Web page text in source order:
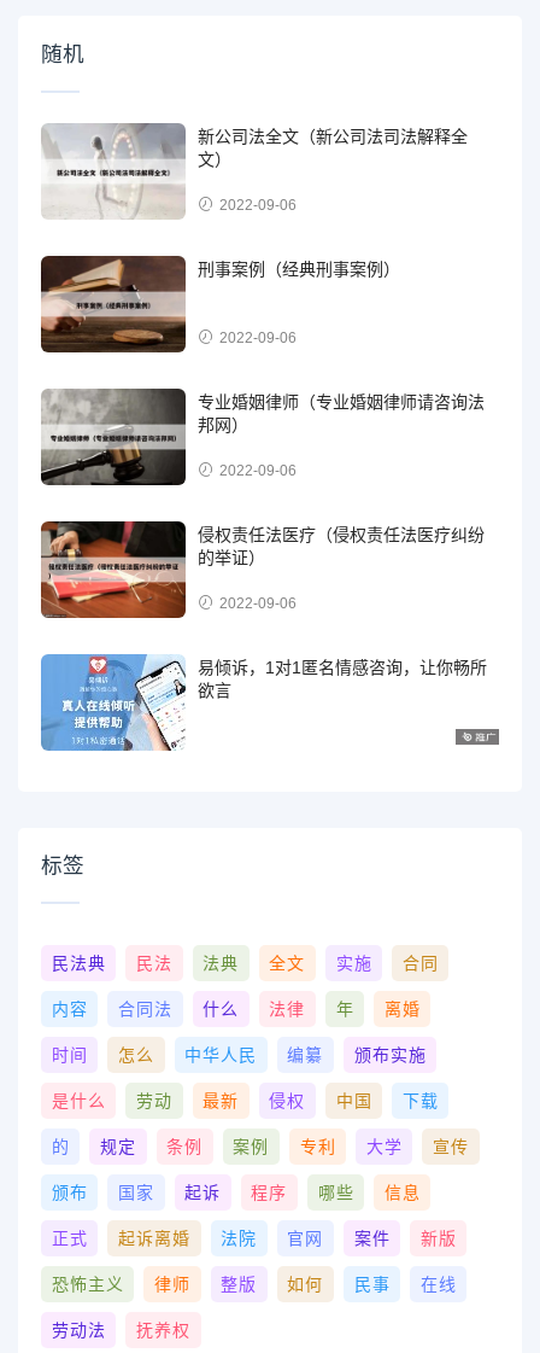
随机
新公司法全文（新公司法司法解释全
文）
2022-09-06
刑事案例（经典刑事案例）
2022-09-06
专业婚姻律师（专业婚姻律师请咨询法
邦网）
2022-09-06
侵权责任法医疗（侵权责任法医疗纠纷
的举证）
2022-09-06
易倾诉，1对1匿名情感咨询，让你畅所
欲言
标签
民法典 民法 法典 全文 实施 合同
内容 合同法 什么 法律 年 离婚
时间 怎么 中华人民 编纂 颁布实施
是什么 劳动 最新 侵权 中国 下载
的 规定 条例 案例 专利 大学 宣传
颁布 国家 起诉 程序 哪些 信息
正式 起诉离婚 法院 官网 案件 新版
恐怖主义 律师 整版 如何 民事 在线
劳动法 抚养权